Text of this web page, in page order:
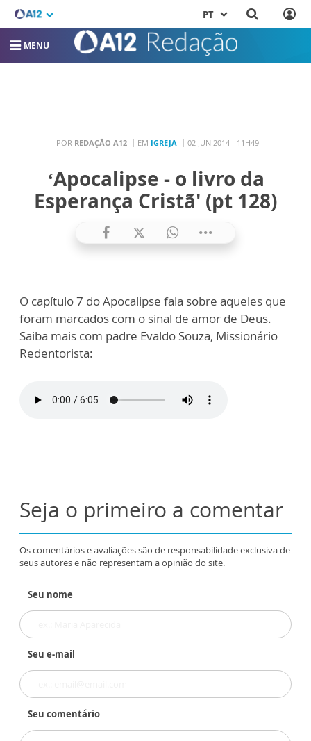
PT
MENU
POR REDAÇÃO A12 EM IGREJA 02 JUN 2014 - 11H49
‘Apocalipse - o livro da
Esperança Cristã' (pt 128)
O capítulo 7 do Apocalipse fala sobre aqueles que
foram marcados com o sinal de amor de Deus.
Saiba mais com padre Evaldo Souza, Missionário
Redentorista:
Seja o primeiro a comentar
Os comentários e avaliações são de responsabilidade exclusiva de
seus autores e não representam a opinião do site.
Seu nome
Seu e-mail
Seu comentário